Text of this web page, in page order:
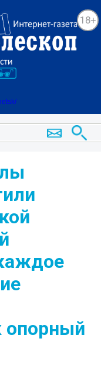
18+
опорный